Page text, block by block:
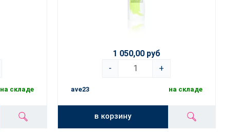
на складе
1 050,00 руб
-
+
ave23 на складе
в корзину